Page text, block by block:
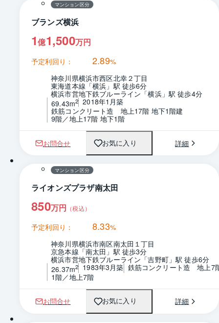
マンション区分
ブランズ横浜
1億1,500万円
予定利回り： 2.89%
神奈川県横浜市西区北幸２丁目
東海道本線「横浜」駅 徒歩6分
横浜市営地下鉄ブルーライン「横浜」駅 徒歩4分
69.43m2 2018年1月築
鉄筋コンクリート造　地上17階 地下1階建
9階／地上17階 地下1階
お問合せ お気に入り 詳細
1 / 0
マンション区分
ライオンズプラザ南太田
850万円 （税込）
予定利回り： 8.33%
神奈川県横浜市南区南太田１丁目
京急本線「南太田」駅 徒歩3分
横浜市営地下鉄ブルーライン「吉野町」駅 徒歩6分
26.37m2 1983年3月築 鉄筋コンクリート造　地上7
1階／地上7階
お問合せ お気に入り 詳細
1 / 0